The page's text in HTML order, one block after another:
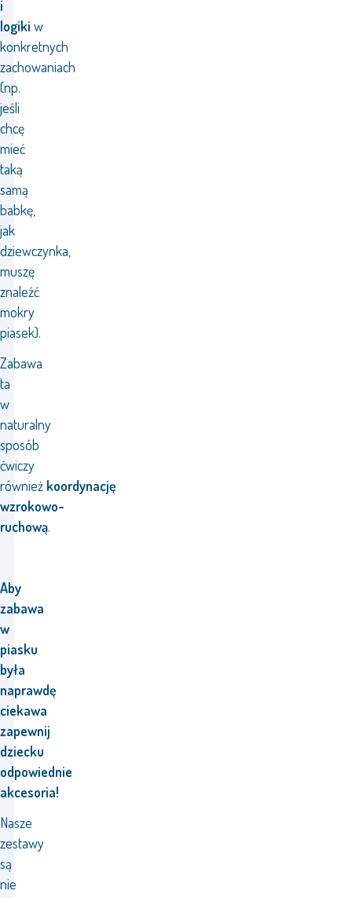
i
logiki w
konkretnych
zachowaniach
(np.
jeśli
chcę
mieć
taką
samą
babkę,
jak
dziewczynka,
muszę
znaleźć
mokry
piasek).
Zabawa
ta
w
naturalny
sposób
ćwiczy
również koordynację
wzrokowo-
ruchową.
Aby
zabawa
w
piasku
była
naprawdę
ciekawa
zapewnij
dziecku
odpowiednie
akcesoria!
Nasze
zestawy
są
nie